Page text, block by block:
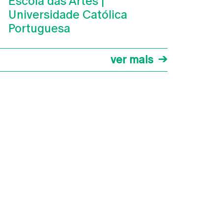
Universidade Católica
Portuguesa
ver mais